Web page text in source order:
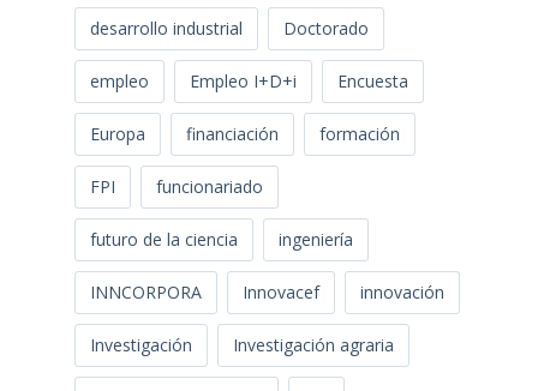
desarrollo industrial Doctorado
empleo Empleo I+D+i Encuesta
Europa financiación formación
FPI funcionariado
futuro de la ciencia ingeniería
INNCORPORA Innovacef innovación
Investigación Investigación agraria